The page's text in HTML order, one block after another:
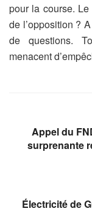
pour la course.
de l’opposition ?
de questions.
menacent
Appel du
surprenante
Électricité de